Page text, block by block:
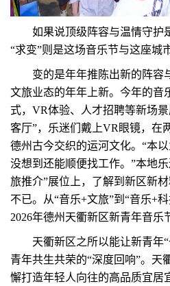
如果说顶级阵容与温情守护
“求变”则是这场音乐节与这座城
变的是年年推陈出新的阵容
文旅业态的年年上新。今年的音
式，VR体验、人才招聘等新场
客厅”，乐迷们戴上VR眼镜，在
德州古今交织的运河文化。“本
没想到还能顺便找工作。”本地
旅推介”展位上，了解到新区新
不已。从“音乐+文旅”到“音乐+
2026年德州天衢新区新青年音乐
天衢新区之所以能让新青年“
青年共生共荣的“深度回响”。天
懈打造年轻人向往的高品质宜居